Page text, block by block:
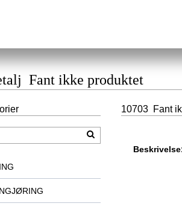
Fant ikke produktet
10703 Fant